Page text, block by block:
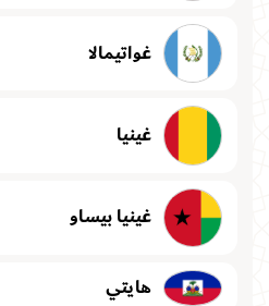
غواتيمالا
غينيا
غينيا بيساو
هايتي